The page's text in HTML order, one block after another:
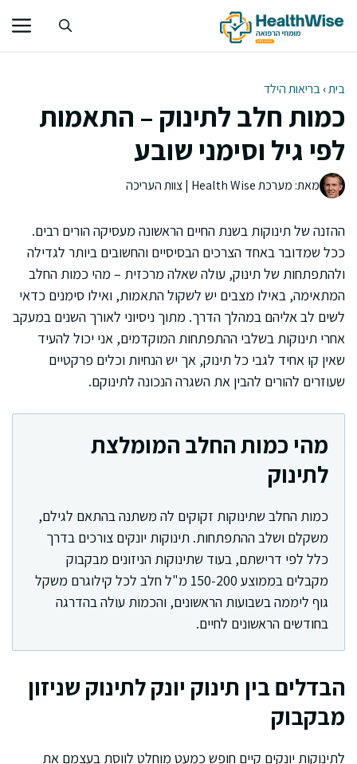
לתוכן
בית›בריאות הילד
כמות חלב לתינוק – התאמות
לפי גיל וסימני שובע
מאת: מערכת Health Wise | צוות העריכה
ההזנה של תינוקות בשנת החיים הראשונה מעסיקה הורים רבים.
ככל שמדובר באחד הצרכים הבסיסיים והחשובים ביותר לגדילה
ולהתפתחות של תינוק, עולה שאלה מרכזית – מהי כמות החלב
המתאימה, באילו מצבים יש לשקול התאמות, ואילו סימנים כדאי
לשים לב אליהם במהלך הדרך. מתוך ניסיוני לאורך השנים במעקב
אחרי תינוקות בשלבי ההתפתחות המוקדמים, אני יכול להעיד
שאין קו אחיד לגבי כל תינוק, אך יש הנחיות וכלים פרקטיים
שעוזרים להורים להבין את השגרה הנכונה לתינוקם.
מהי כמות החלב המומלצת
לתינוק
כמות החלב שתינוקות זקוקים לה משתנה בהתאם לגילם,
משקלם ושלב ההתפתחות. תינוקות יונקים צורכים בדרך
כלל לפי דרישתם, בעוד שתינוקות הניזונים מבקבוק
מקבלים בממוצע 150-200 מ"ל חלב לכל קילוגרם משקל
גוף ליממה בשבועות הראשונים, והכמות עולה בהדרגה
בחודשים הראשונים לחיים.
הבדלים בין תינוק יונק לתינוק שניזון
מבקבוק
לתינוקות יונקים קיים חופש כמעט מוחלט לווסת בעצמם את